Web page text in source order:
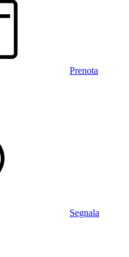
Prenota
Segnala